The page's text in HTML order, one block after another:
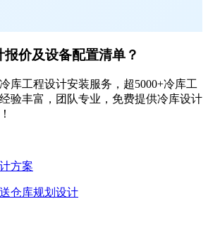
价及设备配置清单？
库工程设计安装服务，超5000+冷库工
验丰富，团队专业，免费提供冷库设计
方案
仓库规划设计